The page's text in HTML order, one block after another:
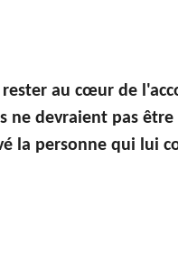
au cœur de
ne devraient pas
la personne qui lui